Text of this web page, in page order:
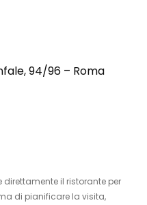
94/96 – Roma
il ristorante per
di pianificare la visita,